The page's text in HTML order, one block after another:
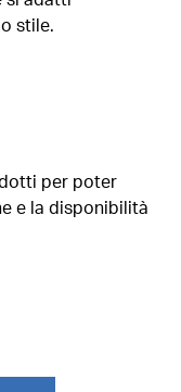
stile.
per poter
e la disponibilità